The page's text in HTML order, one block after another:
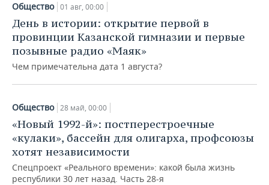
Общество 01 авг, 00:00
День в истории: открытие первой в
провинции Казанской гимназии и первые
позывные радио «Маяк»
Чем примечательна дата 1 августа?
Общество 28 май, 00:00
«Новый 1992-й»: постперестроечные
«кулаки», бассейн для олигарха, профсоюзы
хотят независимости
Спецпроект «Реального времени»: какой была жизнь
республики 30 лет назад. Часть 28-я